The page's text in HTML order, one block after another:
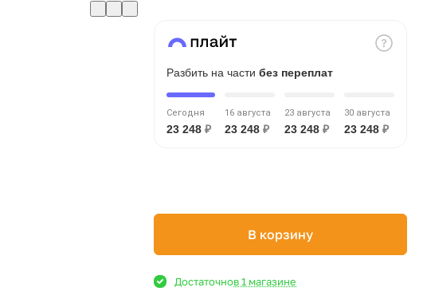
Разбить на части без переплат
Сегодня
23 248 ₽
16 августа
23 248 ₽
23 августа
23 248 ₽
30 августа
23 248 ₽
В корзину
Достаточнов 1 магазине